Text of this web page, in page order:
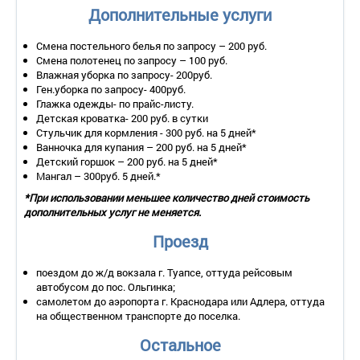
• 2 балкона – да.
• Мебель – одна 2-спальная кровать, прикроватные тумбочки,
шкаф, диван, обеденный стол, стулья.
• Оборудование – ЖК-телевизор со спутниковым
телевидением, кондиционер, утюг, гладильная доска.
• Оборудование кухни – холодильник, электрический чайник,
микроволновая печь, электроплита, набор посуды, кухонный
гарнитур.
• Покрытие пола – плитка.
• Санузел – душевая кабина, фен, стиральная машина,
комплект полотенец, набор гигиенических принадлежностей,
тапочки.
• Сервис:
- уборка номера – 1 раз в 3 дня;
- смена белья – 1 раз в 6 дней или по требованию;
• Количество основных мест – 2.
• Дополнительное место – 4 (раскладной диван).
• Площадь – 55 кв.м.
• 2 балкона – да.
шкаф, 2 дивана, обеденный стол, стулья.
Дополнительные услуги
Смена постельного белья по запросу – 200 руб.
Смена полотенец по запросу – 100 руб.
Влажная уборка по запросу- 200руб.
Ген.уборка по запросу- 400руб.
Глажка одежды- по прайс-листу.
Детская кроватка- 200 руб. в сутки
Стульчик для кормления - 300 руб. на 5 дней*
Ванночка для купания – 200 руб. на 5 дней*
Детский горшок – 200 руб. на 5 дней*
Мангал – 300руб. 5 дней.*
*При использовании меньшее количество дней стоимость
дополнительных услуг не меняется.
Проезд
поездом до ж/д вокзала г. Туапсе, оттуда рейсовым
автобусом до пос. Ольгинка;
самолетом до аэропорта г. Краснодара или Адлера, оттуда
на общественном транспорте до поселка.
Остальное